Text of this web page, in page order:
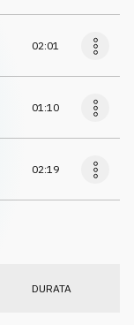
02:01
01:10
02:19
DURATA